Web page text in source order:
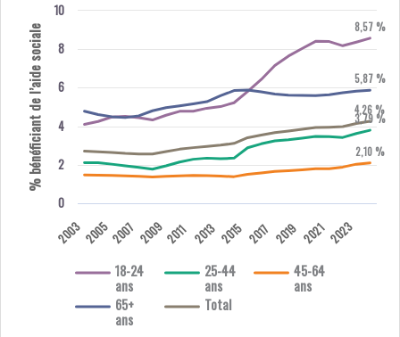
% bénéficiant de l’aide sociale
18-24
ans
25-44
ans
45-64
ans
65+
ans
Total
0
2
4
6
8
10
200320052007 20092011 2013 2015 2017 2019 20212023
8,57 %
3,79 %
2,10 %
5,87 %
4,26 %